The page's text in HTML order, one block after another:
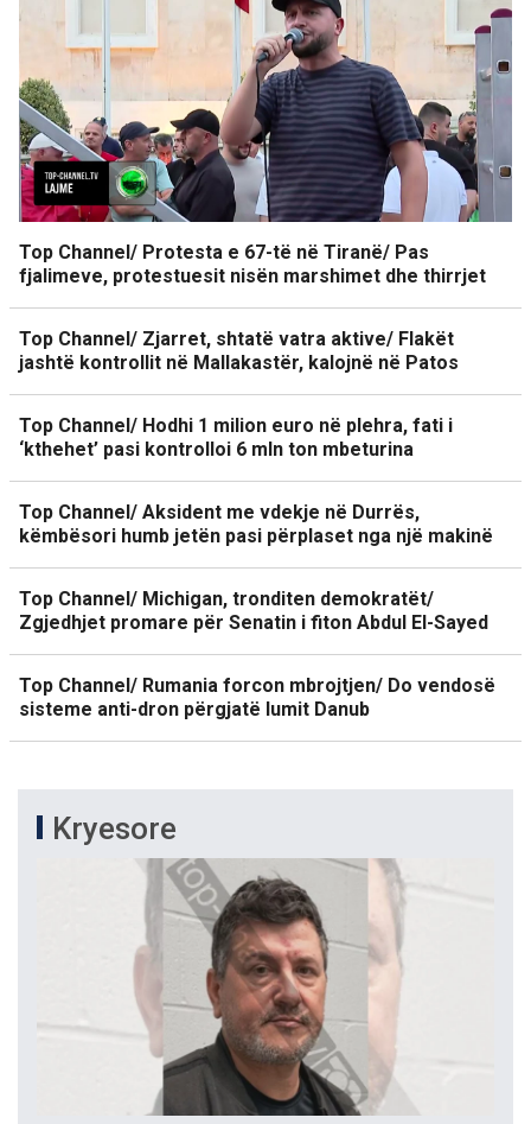
Top Channel/ Protesta e 67-të në Tiranë/ Pas
fjalimeve, protestuesit nisën marshimet dhe thirrjet
Top Channel/ Zjarret, shtatë vatra aktive/ Flakët
jashtë kontrollit në Mallakastër, kalojnë në Patos
Top Channel/ Hodhi 1 milion euro në plehra, fati i
‘kthehet’ pasi kontrolloi 6 mln ton mbeturina
Top Channel/ Aksident me vdekje në Durrës,
këmbësori humb jetën pasi përplaset nga një makinë
Top Channel/ Michigan, tronditen demokratët/
Zgjedhjet promare për Senatin i fiton Abdul El-Sayed
Top Channel/ Rumania forcon mbrojtjen/ Do vendosë
sisteme anti-dron përgjatë lumit Danub
Kryesore